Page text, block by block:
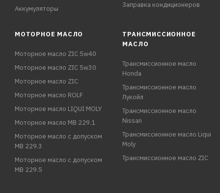
Аккумуляторы
Заправка кондиционеров
МОТОРНОЕ МАСЛО
Моторное масло ZIC 5w40
Моторное масло ZIC 5w30
Моторное масло ZIC
Моторное масло ROLF
Моторное масло LIQUI MOLY
Моторное масло MB 229.1
Моторное масло с допуском
MB 229.3
Моторное масло с допуском
MB 229.5
ТРАНСМИССИОННОЕ
МАСЛО
Трансмиссионное масло
Honda
Трансмиссионное масло
Лукойл
Трансмиссионное масло
Nissan
Трансмиссионное масло Liqui
Moly
Трансмиссионное масло ZIC